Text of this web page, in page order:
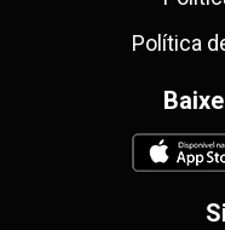
Política